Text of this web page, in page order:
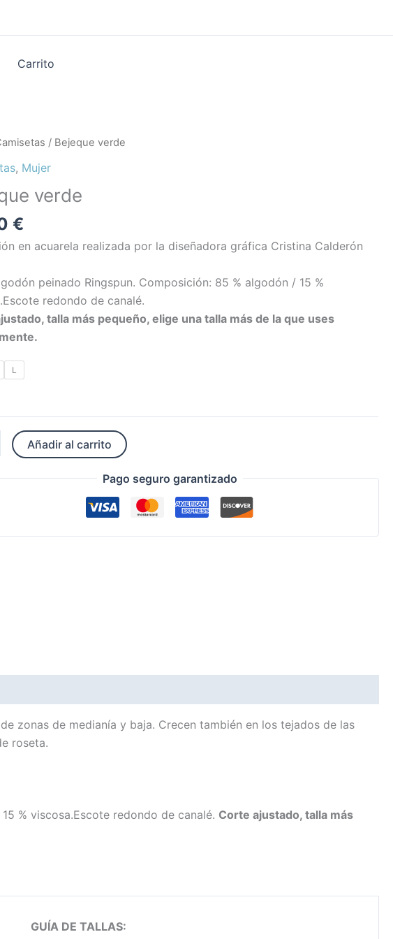
Carrito
/ Bejeque verde
, Mujer
verde
€
en acuarela realizada por la diseñadora gráfica Cristina Calderón
peinado Ringspun. Composición: 85 % algodón / 15 %
redondo de canalé.
talla más pequeño, elige una talla más de la que uses
L
Añadir al carrito
Pago seguro garantizado
zonas de medianía y baja. Crecen también en los tejados de las
roseta.
% viscosa.Escote redondo de canalé. Corte ajustado, talla más
GUÍA DE TALLAS: